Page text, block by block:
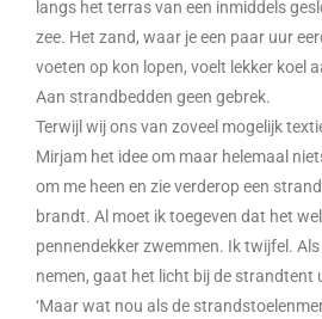
langs het terras van een inmiddels
zee. Het zand, waar je een paar uur
voeten op kon lopen, voelt lekker koel
Aan strandbedden geen gebrek.
Terwijl wij ons van zoveel mogelijk
Mirjam het idee om maar helemaal
om me heen en zie verderop een
brandt. Al moet ik toegeven dat het
pennendekker zwemmen. Ik twijfel.
nemen, gaat het licht bij de strandtent
‘Maar wat nou als de